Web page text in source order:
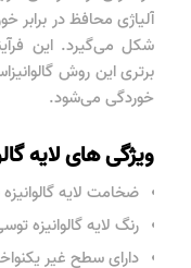
آلیاژی محافظ در
شکل می‌گیرد. این
برتری این روش
خوردگی می‌شود.
ویژگی های لایه
ضخامت لایه گالوانیزه بین 100 تا
رنگ لایه گالوانیزه
دارای سطح غیر